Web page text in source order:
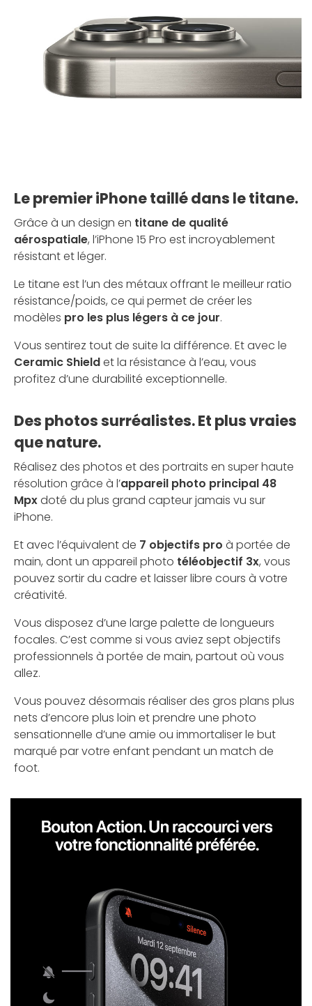
Le premier iPhone taillé dans le titane.
Grâce à un design en titane de qualité
aérospatiale, l’iPhone 15 Pro est incroyablement
résistant et léger.
Le titane est l’un des métaux offrant le meilleur ratio
résistance/poids, ce qui permet de créer les
modèles pro les plus légers à ce jour.
Vous sentirez tout de suite la différence. Et avec le
Ceramic Shieldet la résistance à l’eau, vous
profitez d’une durabilité exceptionnelle.
Des photos surréalistes. Et plus vraies
que nature.
Réalisez des photos et des portraits en super haute
résolution grâce à l’appareil photo principal 48
Mpxdoté du plus grand capteur jamais vu sur
iPhone.
Et avec l’équivalent de 7 objectifs pro à portée de
main, dont un appareil photo téléobjectif 3x, vous
pouvez sortir du cadre et laisser libre cours à votre
créativité.
Vous disposez d’une large palette de longueurs
focales. C’est comme si vous aviez sept objectifs
professionnels à portée de main, partout où vous
allez.
Vous pouvez désormais réaliser des gros plans plus
nets d’encore plus loin et prendre une photo
sensationnelle d’une amie ou immortaliser le but
marqué par votre enfant pendant un match de
foot.